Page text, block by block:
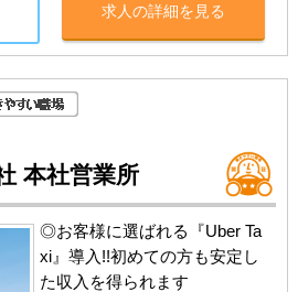
求人の詳細を見る
本社営業所
◎お客様に選ばれる『Uber Ta
xi』導入!!初めての方も安定し
た収入を得られます